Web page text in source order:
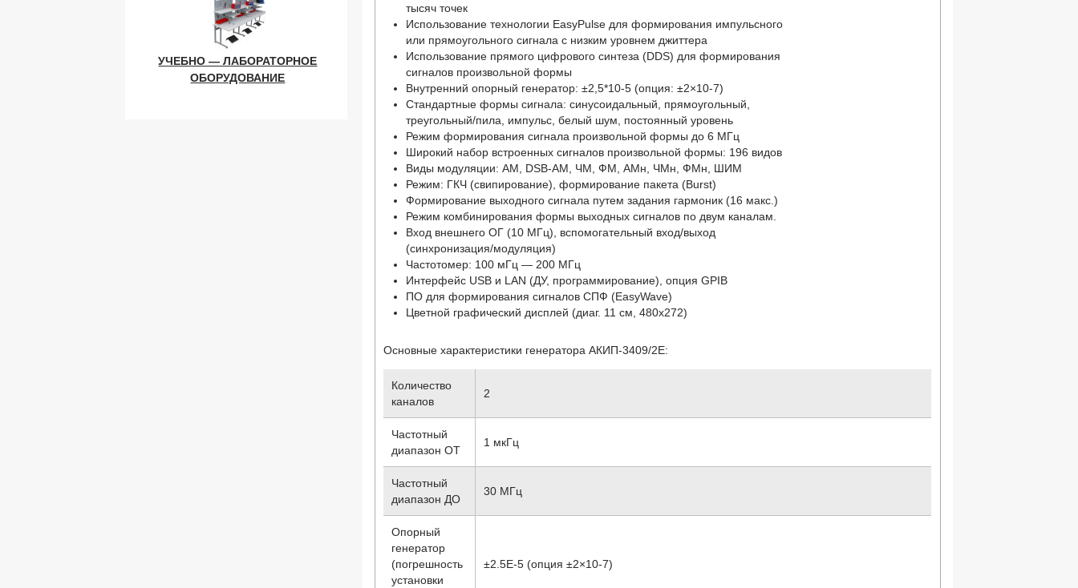
УЧЕБНО — ЛАБОРАТОРНОЕ
ОБОРУДОВАНИЕ
тысяч точек
Использование технологии EasyPulse для формирования импульсного
или прямоугольного сигнала с низким уровнем джиттера
Использование прямого цифрового синтеза (DDS) для формирования
сигналов произвольной формы
Внутренний опорный генератор: ±2,5*10-5 (опция: ±2×10-7)
Стандартные формы сигнала: синусоидальный, прямоугольный,
треугольный/пила, импульс, белый шум, постоянный уровень
Режим формирования сигнала произвольной формы до 6 МГц
Широкий набор встроенных сигналов произвольной формы: 196 видов
Виды модуляции: АМ, DSB-AM, ЧМ, ФМ, АМн, ЧМн, ФМн, ШИМ
Режим: ГКЧ (свипирование), формирование пакета (Burst)
Формирование выходного сигнала путем задания гармоник (16 макс.)
Режим комбинирования формы выходных сигналов по двум каналам.
Вход внешнего ОГ (10 МГц), вспомогательный вход/выход
(синхронизация/модуляция)
Частотомер: 100 мГц — 200 МГц
Интерфейс USB и LAN (ДУ, программирование), опция GPIB
ПО для формирования сигналов СПФ (EasyWave)
Цветной графический дисплей (диаг. 11 см, 480х272)
Основные характеристики генератора АКИП-3409/2E:
Количество
каналов
2
Частотный
диапазон ОТ
1 мкГц
Частотный
диапазон ДО
30 МГц
Опорный
генератор
(погрешность
установки
±2.5E-5 (опция ±2×10-7)